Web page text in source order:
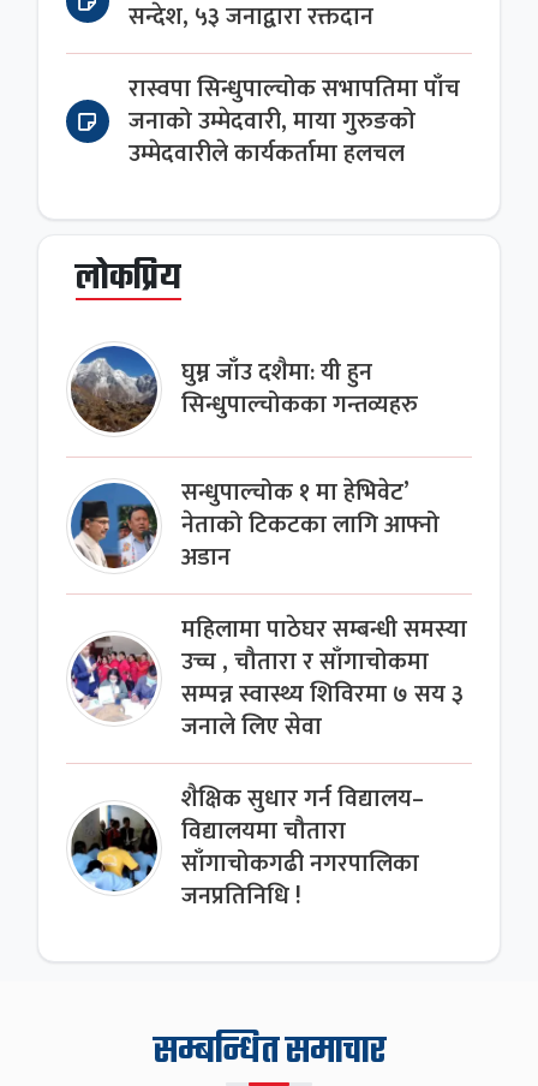
सन्देश, ५३ जनाद्वारा रक्तदान
रास्वपा सिन्धुपाल्चोक सभापतिमा पाँच
जनाको उम्मेदवारी, माया गुरुङको
उम्मेदवारीले कार्यकर्तामा हलचल
लोकप्रिय
घुम्न जाँउ दशैमा: यी हुन
सिन्धुपाल्चोकका गन्तव्यहरु
सन्धुपाल्चोक १ मा हेभिवेट’
नेताको टिकटका लागि आफ्नो
अडान
महिलामा पाठेघर सम्बन्धी समस्या
उच्च , चौतारा र साँगाचोकमा
सम्पन्न स्वास्थ्य शिविरमा ७ सय ३
जनाले लिए सेवा
शैक्षिक सुधार गर्न विद्यालय–
विद्यालयमा चौतारा
साँगाचोकगढी नगरपालिका
जनप्रतिनिधि !
सम्बन्धित समाचार